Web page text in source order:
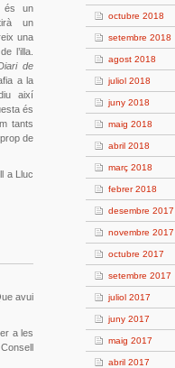
és un
un
una
l’illa.
de
a la
així
és
tants
de
a Lluc
avui
a les
octubre 2018
setembre 2018
agost 2018
juliol 2018
juny 2018
maig 2018
abril 2018
març 2018
febrer 2018
desembre 2017
novembre 2017
octubre 2017
setembre 2017
juliol 2017
juny 2017
maig 2017
abril 2017